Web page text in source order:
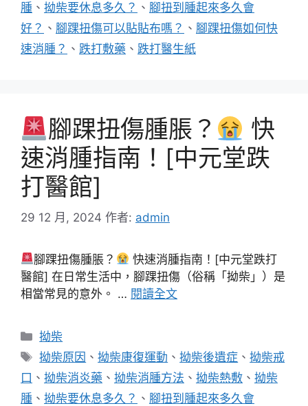
腫 、 拗柴要休息多久？ 、 腳扭到腫起來多久會
好？ 、 腳踝扭傷可以貼貼布嗎？ 、 腳踝扭傷如何快
速消腫？ 、 跌打敷藥 、 跌打醫生紙
腳踝扭傷腫脹？
快
速消腫指南！[中元堂跌
打醫館]
29 12 月, 2024 作者: admin
腳踝扭傷腫脹？
快速消腫指南！[中元堂跌打
醫館] 在日常生活中，腳踝扭傷（俗稱「拗柴」）是
相當常見的意外。 … 閱讀全文
分
類
拗柴
標
籤
拗柴原因 、拗柴康復運動 、拗柴後遺症 、拗柴戒
口 、 拗柴消炎藥 、 拗柴消腫方法 、 拗柴熱敷 、 拗柴
腫 、 拗柴要休息多久？ 、 腳扭到腫起來多久會